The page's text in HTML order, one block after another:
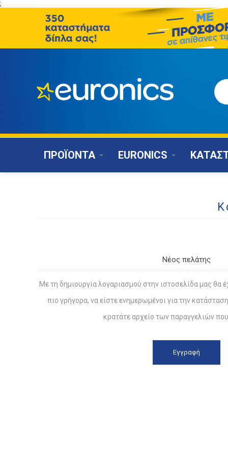
;
ΠΡΟΪΟΝΤΑ EURONICS
Νέος πελάτης
Με τη δημιουργία λογαριασμού στην ιστοσελίδα μας θα
πιο γρήγορα, να είστε ενημερωμένοι για την
κρατάτε αρχείο των παραγγελιών που